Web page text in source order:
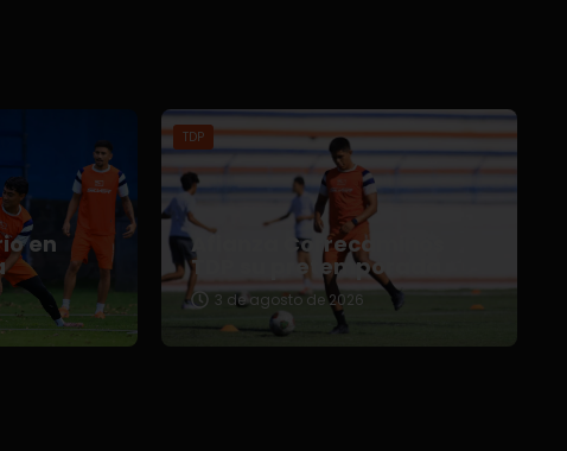
en
TDP
Afianza Correcaminos
TDP su pretemporada
3 de agosto de 2026